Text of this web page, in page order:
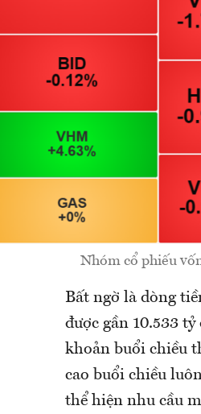
Nhóm cổ phiếu
Bất ngờ là dòng
được gần 10.533
khoản buổi chiều
cao buổi chiều
thể hiện nhu cầu